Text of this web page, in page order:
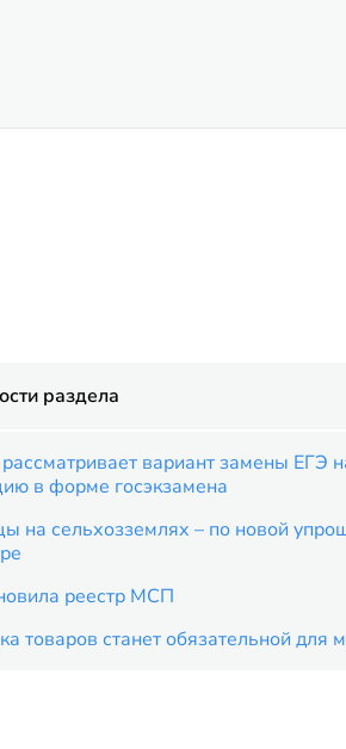
раздела
рассматривает вариант замены ЕГЭ
в форме госэкзамена
на сельхозземлях – по новой
реестр МСП
товаров станет обязательной для